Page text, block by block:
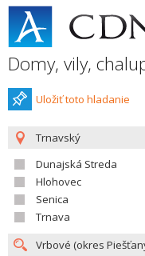
Domy, vily,
Uložiť toto hladanie
Trnavský
Dunajská Streda
Hlohovec
Senica
Trnava